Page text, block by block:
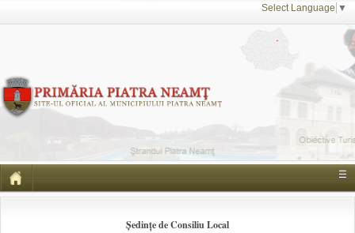
Select Language ▼
☰
Ședințe de Consiliu Local